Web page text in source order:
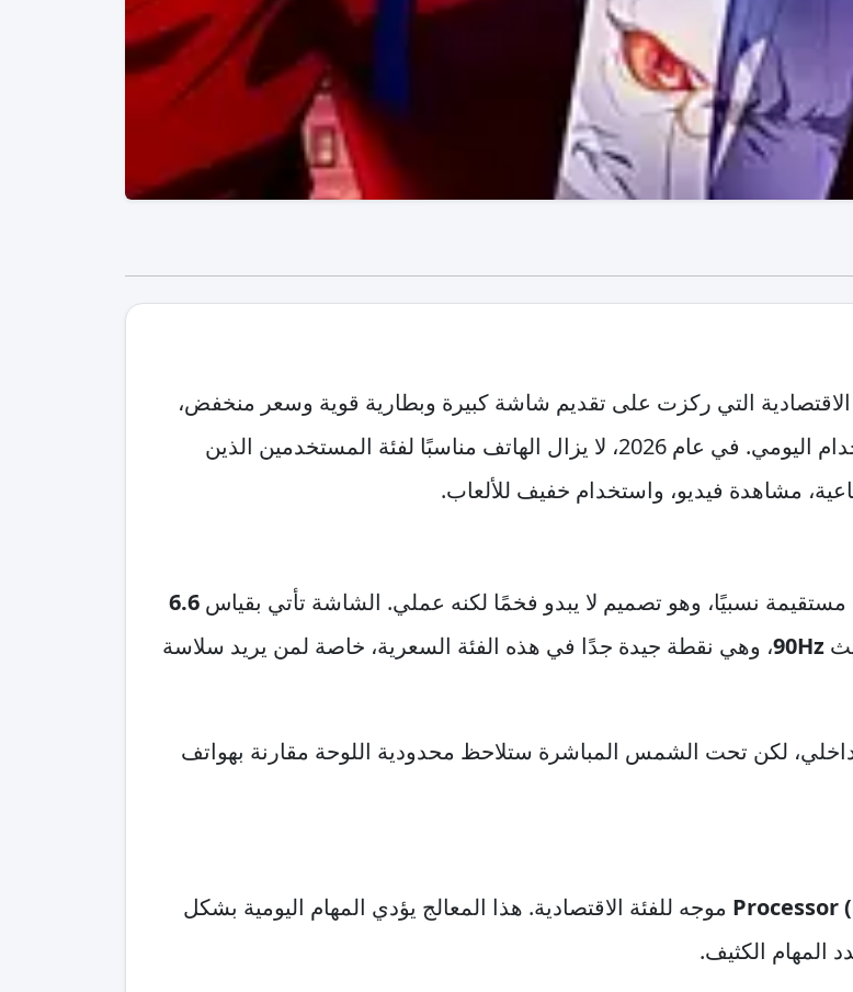
الاقتصادية التي ركزت على تقديم شاشة كبيرة وبطارية قوية وسعر منخفض،
وهو ما جعله خيارًا شائعًا لمن يريد هاتفًا بسيطًا للاستخدام اليومي. في عام 2026، لا يزال الهاتف مناسبًا لفئة المستخدمين الذين
مشاهدة فيديو، واستخدام خفيف للألعاب.
نسبيًا، وهو تصميم لا يبدو فخمًا لكنه عملي. الشاشة تأتي بقياس 6.6
90Hz، وهي نقطة جيدة جدًا في هذه الفئة السعرية، خاصة لمن يريد سلاسة
لكن تحت الشمس المباشرة ستلاحظ محدودية اللوحة مقارنة بهواتف
Processor موجه للفئة الاقتصادية. هذا المعالج يؤدي المهام اليومية بشكل
المهام الكثيف.